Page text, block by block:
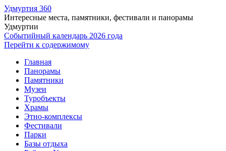
Удмуртия 360
Интересные места, памятники, фестивали и панорамы
Удмуртии
Событийный календарь 2026 года
Перейти к содержимому
Главная
Панорамы
Памятники
Музеи
Туробъекты
Храмы
Этно-комплексы
Фестивали
Парки
Базы отдыха